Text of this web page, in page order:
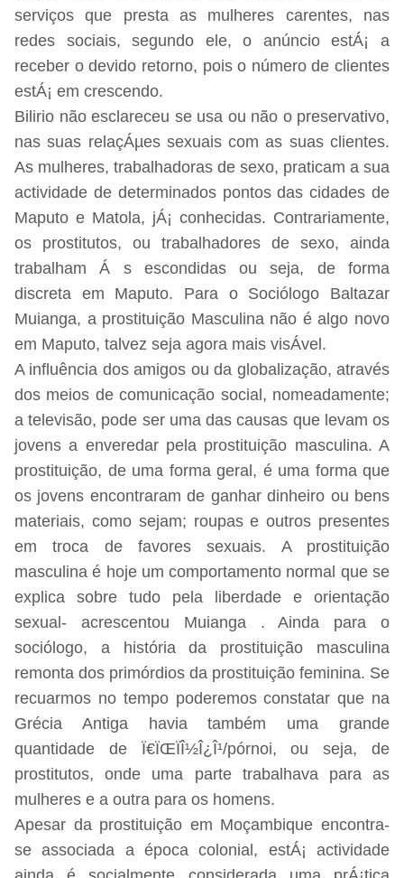
serviços que presta as mulheres carentes, nas
redes sociais, segundo ele, o anúncio estÁ¡ a
receber o devido retorno, pois o número de clientes
estÁ¡ em crescendo.
Bilirio não esclareceu se usa ou não o preservativo,
nas suas relaçÁµes sexuais com as suas clientes.
As mulheres, trabalhadoras de sexo, praticam a sua
actividade de determinados pontos das cidades de
Maputo e Matola, jÁ¡ conhecidas. Contrariamente,
os prostitutos, ou trabalhadores de sexo, ainda
trabalham Á s escondidas ou seja, de forma
discreta em Maputo. Para o Sociólogo Baltazar
Muianga, a prostituição Masculina não é algo novo
em Maputo, talvez seja agora mais visÁvel.
A influência dos amigos ou da globalização, através
dos meios de comunicação social, nomeadamente;
a televisão, pode ser uma das causas que levam os
jovens a enveredar pela prostituição masculina. A
prostituição, de uma forma geral, é uma forma que
os jovens encontraram de ganhar dinheiro ou bens
materiais, como sejam; roupas e outros presentes
em troca de favores sexuais. A prostituição
masculina é hoje um comportamento normal que se
explica sobre tudo pela liberdade e orientação
sexual- acrescentou Muianga . Ainda para o
sociólogo, a história da prostituição masculina
remonta dos primórdios da prostituição feminina. Se
recuarmos no tempo poderemos constatar que na
Grécia Antiga havia também uma grande
quantidade de Ï€ÏŒÏÎ½Î¿Î¹/pórnoi, ou seja, de
prostitutos, onde uma parte trabalhava para as
mulheres e a outra para os homens.
Apesar da prostituição em Moçambique encontra-
se associada a época colonial, estÁ¡ actividade